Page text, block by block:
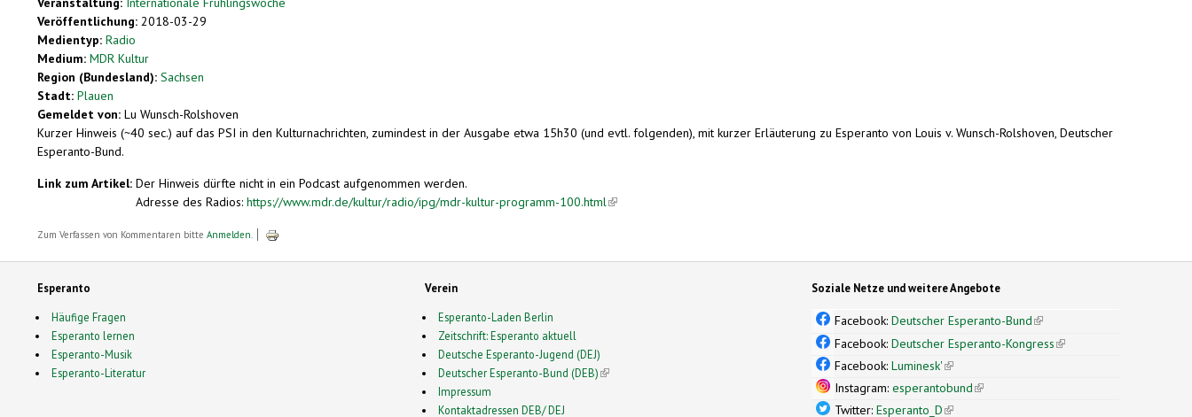
Veröffentlichung: 2018-03-29
Medientyp: Radio
Medium: MDR Kultur
Region (Bundesland): Sachsen
Stadt: Plauen
Gemeldet von: Lu Wunsch-Rolshoven
Kurzer Hinweis (~40 sec.) auf das PSI in den Kulturnachrichten, zumindest in der Ausgabe etwa 15h30 (und evtl. folgenden), mit kurzer Erläuterung zu Esperanto von Louis v. Wunsch-Rolshoven, Deutscher
Esperanto-Bund.
Link zum Artikel: Der Hinweis dürfte nicht in ein Podcast aufgenommen werden.
Adresse des Radios: https://www.mdr.de/kultur/radio/ipg/mdr-kultur-programm-100.html(link is external)
Zum Verfassen von Kommentaren bitte Anmelden.
Esperanto
Häufige Fragen
Esperanto lernen
Esperanto-Musik
Esperanto-Literatur
Verein
Esperanto-Laden Berlin
Zeitschrift: Esperanto aktuell
Deutsche Esperanto-Jugend (DEJ)
Deutscher Esperanto-Bund (DEB)(link is external)
Impressum
Kontaktadressen DEB/ DEJ
Soziale Netze und weitere Angebote
Facebook:Deutscher Esperanto-Bund(link is external)
Facebook:Deutscher Esperanto-Kongress(link is external)
Facebook:Luminesk'(link is external)
Instagram:esperantobund(link is external)
Twitter:Esperanto_D(link is external)